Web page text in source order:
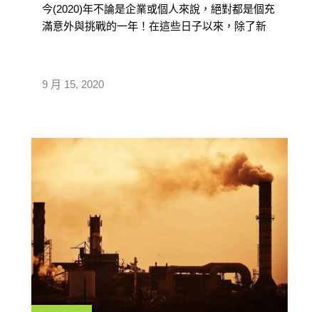
9 月 15, 2020
今(2020)年不論是企業或個人來說，絕對都是個充
滿意外與挑戰的一年！在這些日子以來，除了新